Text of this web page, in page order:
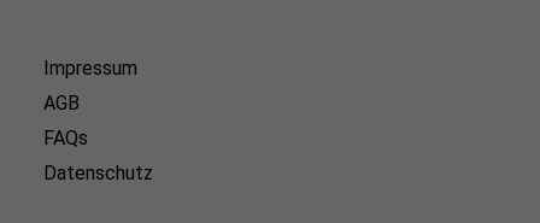
Impressum
AGB
FAQs
Datenschutz